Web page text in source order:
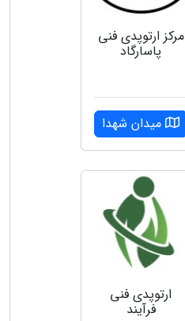
مرکز ارتوپدی فنی
پاسارگاد
میدان شهدا
ارتوپدی فنی
فرآیند